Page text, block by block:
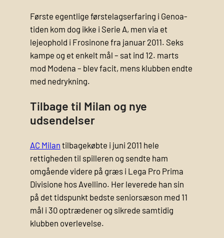
Første egentlige førstelagserfaring i Genoa-
tiden kom dog ikke i Serie A, men via et
lejeophold i Frosinone fra januar 2011. Seks
kampe og et enkelt mål – sat ind 12. marts
mod Modena – blev facit, mens klubben endte
med nedrykning.
Tilbage til Milan og nye
udsendelser
AC Milan tilbagekøbte i juni 2011 hele
rettigheden til spilleren og sendte ham
omgående videre på græs i Lega Pro Prima
Divisione hos Avellino. Her leverede han sin
på det tidspunkt bedste seniorsæson med 11
mål i 30 optrædener og sikrede samtidig
klubben overlevelse.